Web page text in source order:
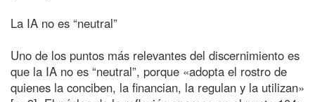
La IA no es “neutral”
Uno de los puntos más relevantes del discernimiento es
que la IA no es “neutral”, porque «adopta el rostro de
quienes la conciben, la financian, la regulan y la utilizan»